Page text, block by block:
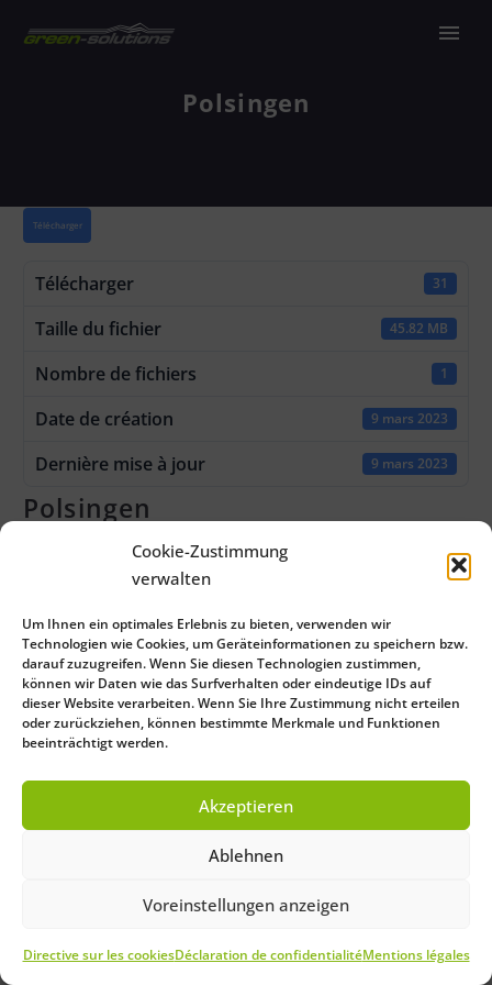
Cookie-Zustimmung
verwalten
Um Ihnen ein optimales Erlebnis zu bieten, verwenden wir
Technologien wie Cookies, um Geräteinformationen zu speichern bzw.
darauf zuzugreifen. Wenn Sie diesen Technologien zustimmen,
können wir Daten wie das Surfverhalten oder eindeutige IDs auf
dieser Website verarbeiten. Wenn Sie Ihre Zustimmung nicht erteilen
oder zurückziehen, können bestimmte Merkmale und Funktionen
beeinträchtigt werden.
Akzeptieren
Ablehnen
Voreinstellungen anzeigen
Directive sur les cookiesDéclaration de confidentialitéMentions légales
Polsingen
Télécharger
Télécharger 31
Taille du fichier 45.82 MB
Nombre de fichiers 1
Date de création 9 mars 2023
Dernière mise à jour 9 mars 2023
Polsingen
Polsingen.pdf
0 KB
Close